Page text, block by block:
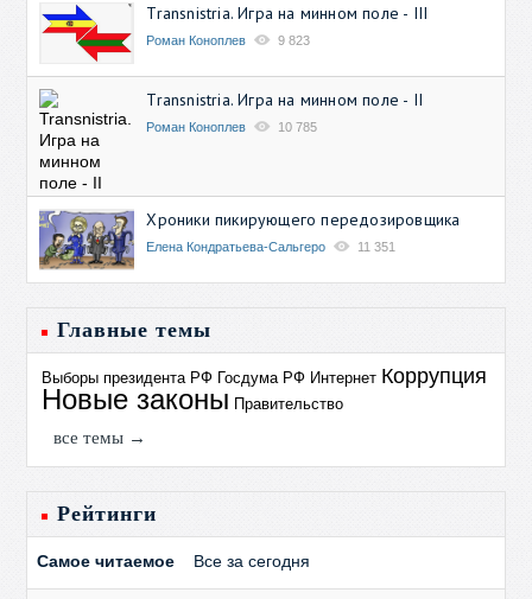
Transnistria. Игра на минном поле - III
Роман Коноплев 9 823
Transnistria. Игра на минном поле - II
Роман Коноплев 10 785
Хроники пикирующего передозировщика
Елена Кондратьева-Сальгеро 11 351
Главные темы
Выборы президента РФ Госдума РФ Интернет Коррупция
Новые законы Правительство
все темы →
Рейтинги
Самое читаемое Все за сегодня